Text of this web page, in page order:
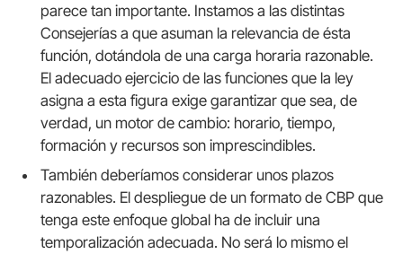
parece tan importante. Instamos a las distintas
Consejerías a que asuman la relevancia de ésta
función, dotándola de una carga horaria razonable.
El adecuado ejercicio de las funciones que la ley
asigna a esta figura exige garantizar que sea, de
verdad, un motor de cambio: horario, tiempo,
formación y recursos son imprescindibles.
También deberíamos considerar unos plazos
razonables. El despliegue de un formato de CBP que
tenga este enfoque global ha de incluir una
temporalización adecuada. No será lo mismo el